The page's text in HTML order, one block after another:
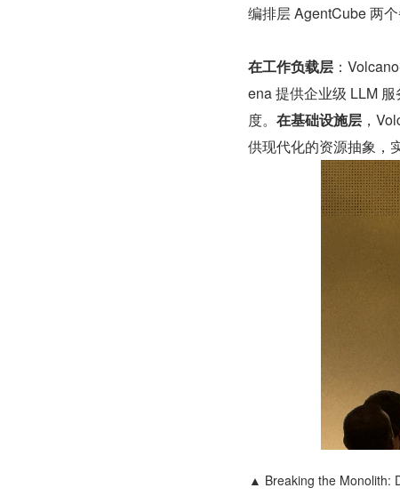
编排层 AgentCube 两
在工作负载层 ：
ena 提供企业级 LLM
度。 在基础设施层 ，
供现代化的资源抽象，
▲ Breaking the Monolith: